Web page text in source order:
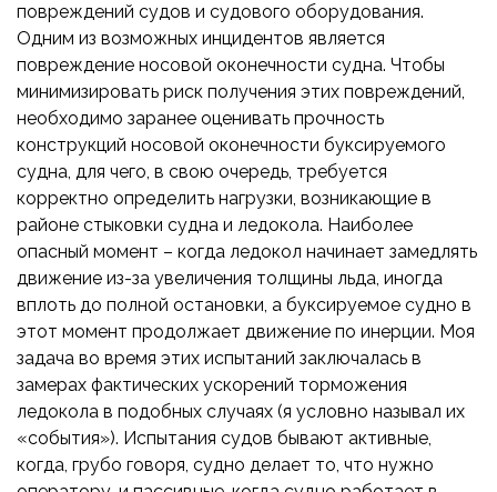
повреждений судов и судового оборудования.
Одним из возможных инцидентов является
повреждение носовой оконечности судна. Чтобы
минимизировать риск получения этих повреждений,
необходимо заранее оценивать прочность
конструкций носовой оконечности буксируемого
судна, для чего, в свою очередь, требуется
корректно определить нагрузки, возникающие в
районе стыковки судна и ледокола. Наиболее
опасный момент – когда ледокол начинает замедлять
движение из-за увеличения толщины льда, иногда
вплоть до полной остановки, а буксируемое судно в
этот момент продолжает движение по инерции. Моя
задача во время этих испытаний заключалась в
замерах фактических ускорений торможения
ледокола в подобных случаях (я условно называл их
«события»). Испытания судов бывают активные,
когда, грубо говоря, судно делает то, что нужно